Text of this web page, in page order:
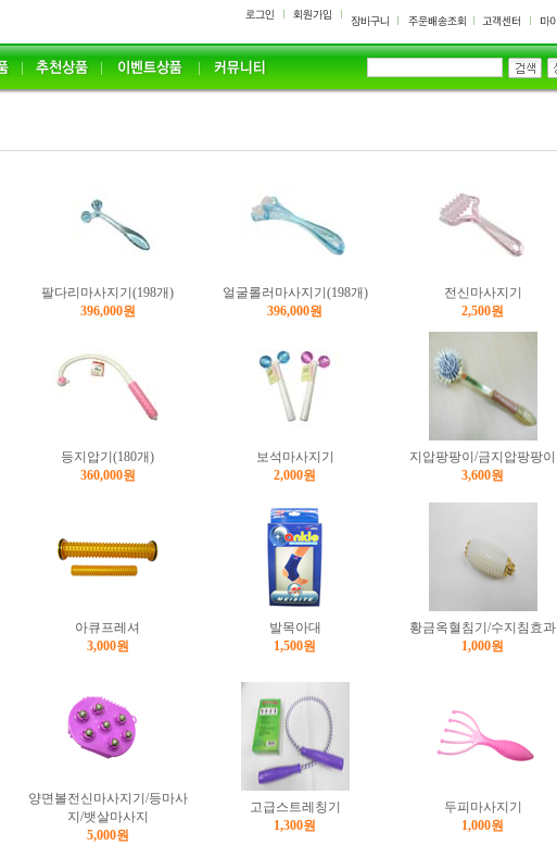
팔다리마사지기(198개)
396,000원
얼굴롤러마사지기(198개)
396,000원
전신마사지기
2,500원
등지압기(180개)
360,000원
보석마사지기
2,000원
지압팡팡이/금지압팡팡이
3,600원
아큐프레셔
3,000원
발목아대
1,500원
황금옥혈침기/수지침효과
1,000원
양면볼전신마사지기/등마사
지/뱃살마사지
5,000원
고급스트레칭기
1,300원
두피마사지기
1,000원